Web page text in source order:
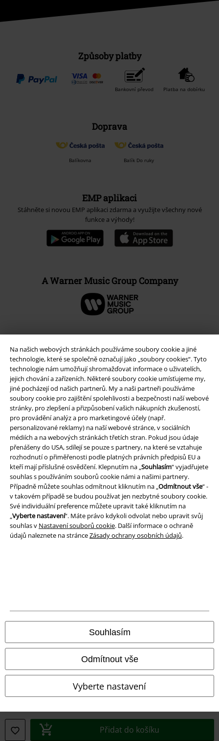
Na našich webových stránkách používáme soubory cookie a jiné
technologie, které se společně označují jako „soubory cookies“. Tyto
technologie nám umožňují shromažďovat informace o uživatelích,
jejich chování a zařízeních. Některé soubory cookie umísťujeme my,
jiné pocházejí od našich partnerů. My a naši partneři používáme
soubory cookie pro zajištění spolehlivosti a bezpečnosti naší webové
stránky, pro zlepšení a přizpůsobení vašich nákupních zkušeností,
pro provádění analýz a pro marketingové účely (např.
personalizované reklamy) na naší webové stránce, v sociálních
médiích a na webových stránkách třetích stran. Pokud jsou údaje
přenášeny do USA, sdílejí se pouze s partnery, na které se vztahuje
rozhodnutí o přiměřenosti podle platných právních předpisů EU a
kteří mají příslušné osvědčení. Klepnutím na „Souhlasím“ vyjadřujete
souhlas s používáním souborů cookie námi a našimi partnery.
Případně můžete souhlas odmítnout kliknutím na „Odmítnout vše“ -
v takovém případě se budou používat jen nezbytné soubory cookie.
Své individuální preference můžete upravit také kliknutím na
„Vyberte nastavení“. Máte právo kdykoli odvolat nebo upravit svůj
souhlas v Nastavení souborů cookie. Další informace o ochraně
údajů naleznete na stránceZásady ochrany osobních údajů.
Souhlasím
Odmítnout vše
Vyberte nastavení
Přidat do košíku
Způsoby platby
Bankovní převod Platba na dobírku
Doprava
Balíkovna Balík Do ruky
EMP aplikaci
Stáhněte si novou EMP aplikaci zdarma a využijte všechny nové
funkce a výhody!
A Warner Music Group Company
Právní informace
Podmínky
Prohlášení
Ochrana osobních údajů
Likvidace odpadu a ochrana životního prostředí
Prohlášení o shodě
© 1986-2026 EMP Merchandising
Naše online obchody
EMP France
EMP Deutschland